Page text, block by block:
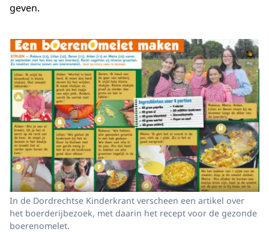
geven.
In de Dordrechtse Kinderkrant verscheen een artikel over
het boerderijbezoek, met daarin het recept voor de gezonde
boerenomelet.